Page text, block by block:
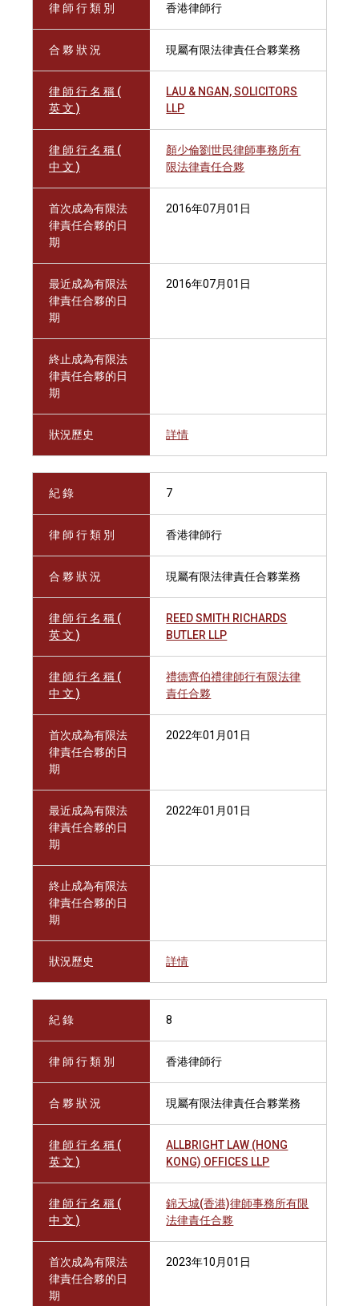
律 師 行 類 別 香港律師行
合 夥 狀 況 現屬有限法律責任合夥業務
律 師 行 名 稱 (
英 文 )
LAU & NGAN, SOLICITORS
LLP
律 師 行 名 稱 (
中 文 )
顏少倫劉世民律師事務所有
限法律責任合夥
首次成為有限法
律責任合夥的日
期
2016年07月01日
最近成為有限法
律責任合夥的日
期
2016年07月01日
終止成為有限法
律責任合夥的日
期
狀況歷史 詳情
紀 錄 7
律 師 行 類 別 香港律師行
合 夥 狀 況 現屬有限法律責任合夥業務
律 師 行 名 稱 (
英 文 )
REED SMITH RICHARDS
BUTLER LLP
律 師 行 名 稱 (
中 文 )
禮德齊伯禮律師行有限法律
責任合夥
首次成為有限法
律責任合夥的日
期
2022年01月01日
最近成為有限法
律責任合夥的日
期
2022年01月01日
終止成為有限法
律責任合夥的日
期
狀況歷史 詳情
紀 錄 8
律 師 行 類 別 香港律師行
合 夥 狀 況 現屬有限法律責任合夥業務
律 師 行 名 稱 (
英 文 )
ALLBRIGHT LAW (HONG
KONG) OFFICES LLP
律 師 行 名 稱 (
中 文 )
錦天城(香港)律師事務所有限
法律責任合夥
首次成為有限法
律責任合夥的日
期
2023年10月01日